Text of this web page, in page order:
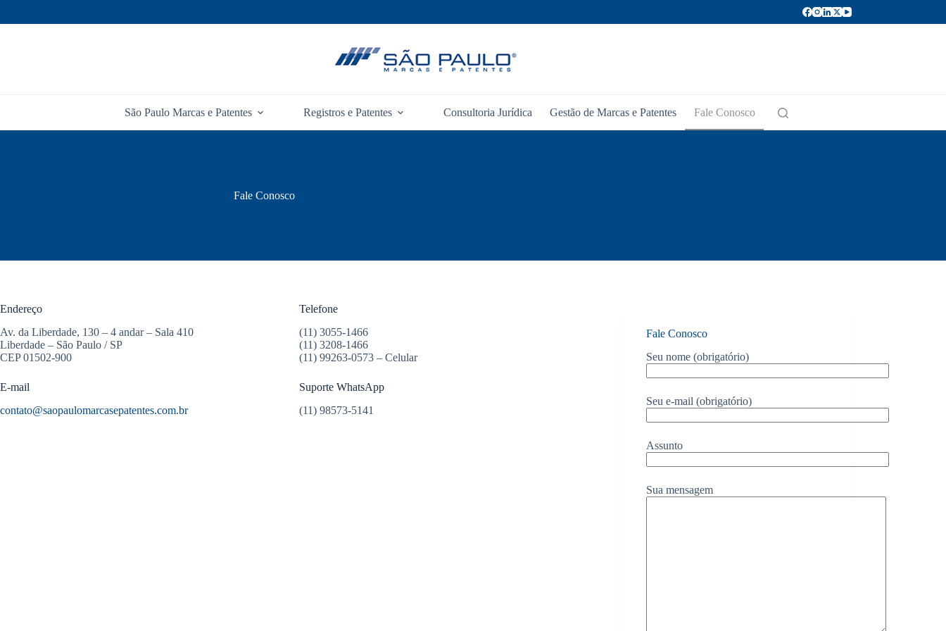
São Paulo Marcas e Patentes Registros e Patentes Consultoria Jurídica Gestão de Marcas e Patentes Fale Conosco
Fale Conosco
Endereço
Av. da Liberdade, 130 – 4 andar – Sala 410
Liberdade – São Paulo / SP
CEP 01502-900
E-mail
contato@saopaulomarcasepatentes.com.br
Telefone
(11) 3055-1466
(11) 3208-1466
(11) 99263-0573 – Celular
Suporte WhatsApp
(11) 98573-5141
Fale Conosco
Seu nome (obrigatório)
Seu e-mail (obrigatório)
Assunto
Sua mensagem